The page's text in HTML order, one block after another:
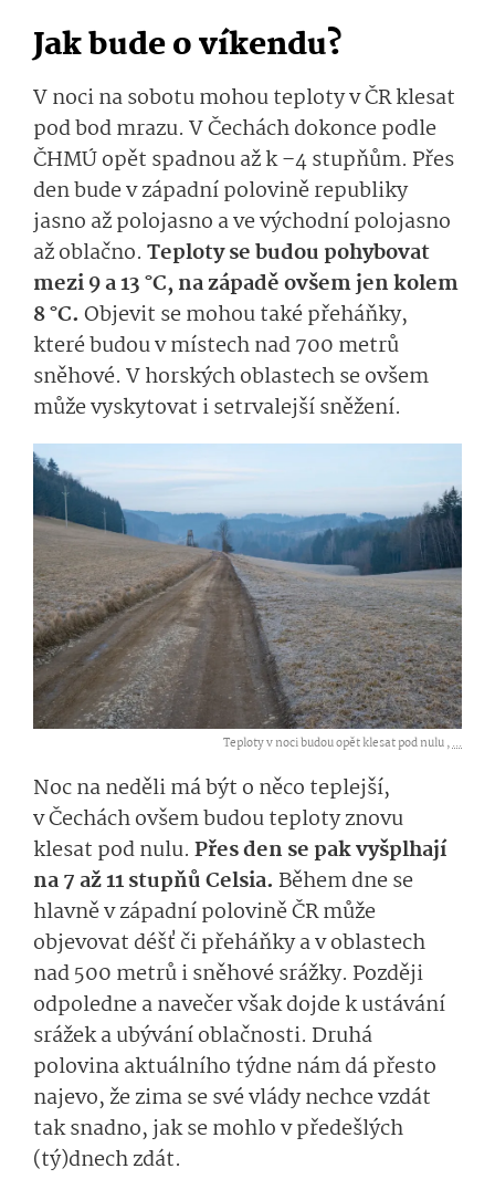
Jak bude o víkendu?
V noci na sobotu mohou teploty v ČR klesat
pod bod mrazu. V Čechách dokonce podle
ČHMÚ opět spadnou až k –4 stupňům. Přes
den bude v západní polovině republiky
jasno až polojasno a ve východní polojasno
až oblačno. Teploty se budou pohybovat
mezi 9 a 13 °C, na západě ovšem jen kolem
8 °C. Objevit se mohou také přeháňky,
které budou v místech nad 700 metrů
sněhové. V horských oblastech se ovšem
může vyskytovat i setrvalejší sněžení.
Teploty v noci budou opět klesat pod nulu ,...
Noc na neděli má být o něco teplejší,
v Čechách ovšem budou teploty znovu
klesat pod nulu. Přes den se pak vyšplhají
na 7 až 11 stupňů Celsia. Během dne se
hlavně v západní polovině ČR může
objevovat déšť či přeháňky a v oblastech
nad 500 metrů i sněhové srážky. Později
odpoledne a navečer však dojde k ustávání
srážek a ubývání oblačnosti. Druhá
polovina aktuálního týdne nám dá přesto
najevo, že zima se své vlády nechce vzdát
tak snadno, jak se mohlo v předešlých
(tý)dnech zdát.